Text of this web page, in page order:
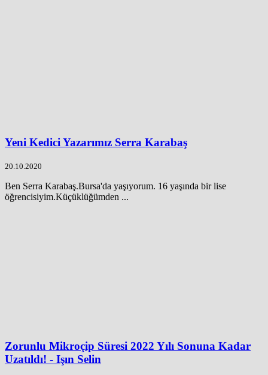
Yeni Kedici Yazarımız Serra Karabaş
20.10.2020
Ben Serra Karabaş.Bursa'da yaşıyorum. 16 yaşında bir lise
öğrencisiyim.Küçüklüğümden ...
Zorunlu Mikroçip Süresi 2022 Yılı Sonuna Kadar
Uzatıldı! - Işın Selin